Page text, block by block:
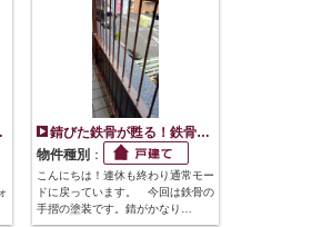
錆びた鉄骨が甦る！鉄骨…
物件種別 ：
こんにちは！連休も終わり通常モー
ドに戻っています。 今回は鉄骨の
手摺の塗装です。錆がかなり…